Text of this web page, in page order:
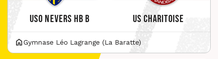
USO Nevers HB B US Charitoise
Gymnase Léo Lagrange (La Baratte)